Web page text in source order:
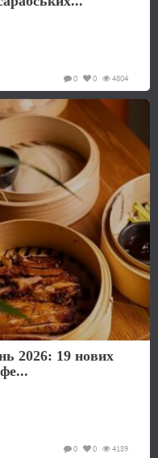
4804
0
0
2026: 19 нових
4189
0
0